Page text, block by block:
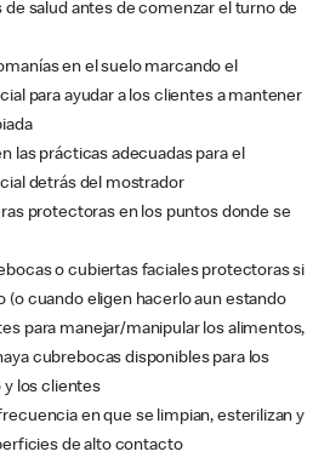
de salud antes de comenzar el turno de
en el suelo marcando el
para ayudar a los clientes a mantener
las prácticas adecuadas para el
detrás del mostrador
protectoras en los puntos donde se
o cubiertas faciales protectoras si
(o cuando eligen hacerlo aun estando
para manejar/manipular los alimentos,
cubrebocas disponibles para los
y los clientes
en que se limpian, esterilizan y
de alto contacto